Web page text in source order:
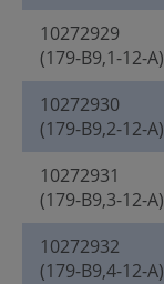
10272929
(179-B9,1-12-A)
10272930
(179-B9,2-12-A)
10272931
(179-B9,3-12-A)
10272932
(179-B9,4-12-A)